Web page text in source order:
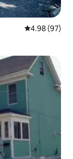
レビュー97
4.98 (97)